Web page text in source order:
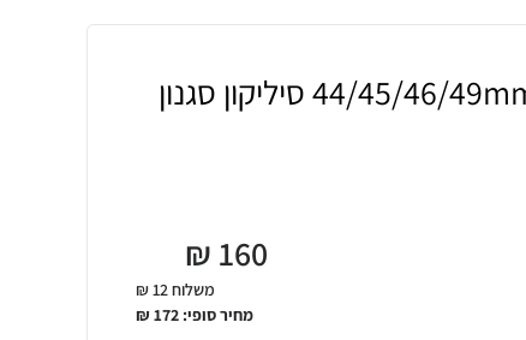
רצועה לאפל ווטש 44/45/46/49mm סיליקון סגנון
160
₪
משלוח 12 ₪
מחיר סופי: 172
₪